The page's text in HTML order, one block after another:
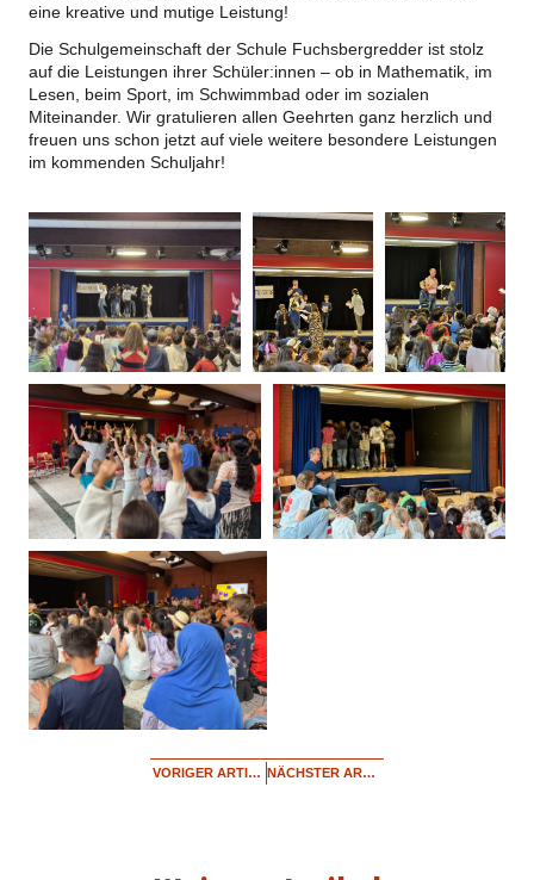
eine kreative und mutige Leistung!
Die Schulgemeinschaft der Schule Fuchsbergredder ist stolz
auf die Leistungen ihrer Schüler:innen – ob in Mathematik, im
Lesen, beim Sport, im Schwimmbad oder im sozialen
Miteinander. Wir gratulieren allen Geehrten ganz herzlich und
freuen uns schon jetzt auf viele weitere besondere Leistungen
im kommenden Schuljahr!
VORIGER ARTIKEL NÄCHSTER ARTIKEL